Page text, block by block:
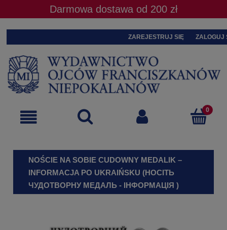
Darmowa dostawa od 200 zł
ZAREJESTRUJ SIĘ ZALOGUJ
NOŚCIE NA SOBIE CUDOWNY MEDALIK –
INFORMACJA PO UKRAIŃSKU (НОСІТЬ
ЧУДОТВОРНУ МЕДАЛЬ - ІНФОРМАЦІЯ )